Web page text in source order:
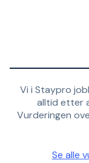
Vi i Staypro
alltid etter
Vurderingen
Se alle